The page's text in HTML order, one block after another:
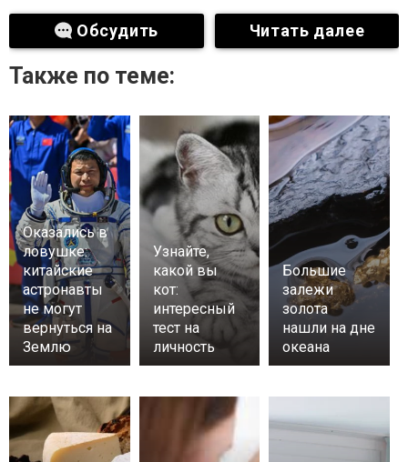
Обсудить Читать далее
Также по теме:
Оказались в
ловушке:
китайские
астронавты
не могут
вернуться на
Землю
Узнайте,
какой вы
кот:
интересный
тест на
личность
Большие
залежи
золота
нашли на дне
океана